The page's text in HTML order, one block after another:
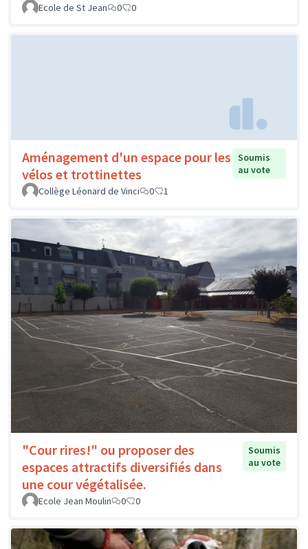
Ecole de St Jean
0 0
Aménagement d'un espace pour les
vélos et trottinettes
Soumis
au vote
Collège Léonard de Vinci
0 1
"Cour rires!" ou proposer des
espaces attractifs diversifiés dans
une cour végétalisée.
Soumis
au vote
Ecole Jean Moulin 0 0